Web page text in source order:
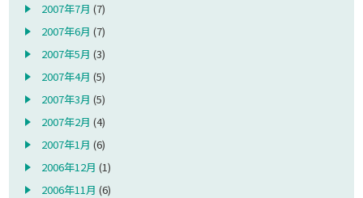
2007年7月 (7)
2007年6月 (7)
2007年5月 (3)
2007年4月 (5)
2007年3月 (5)
2007年2月 (4)
2007年1月 (6)
2006年12月 (1)
2006年11月 (6)